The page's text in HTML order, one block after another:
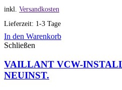
inkl. Versandkosten
Lieferzeit: 1-3 Tage
In den Warenkorb
Schließen
VAILLANT VCW-
NEUINST.